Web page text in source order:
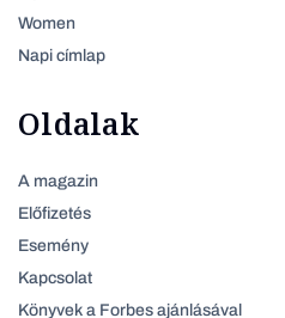
Women
Napi címlap
Oldalak
A magazin
Előfizetés
Esemény
Kapcsolat
Könyvek a Forbes ajánlásával